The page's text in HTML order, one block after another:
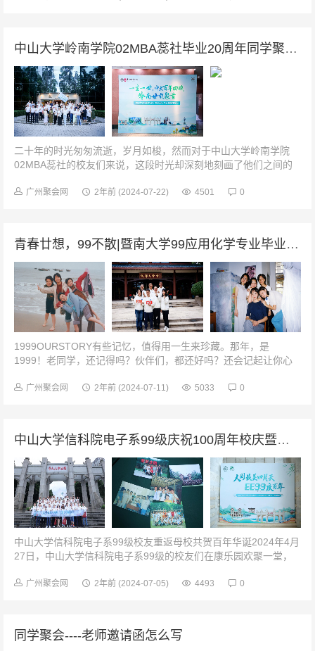
中山大学岭南学院02MBA蕊社毕业20周年同学聚会|一生一世，中大百年回眸，岭南廿载聚首
二十年的时光匆匆流逝，岁月如梭，然而对于中山大学岭南学院
02MBA蕊社的校友们来说，这段时光却深刻地刻画了他们之间的
南学院02MBA蕊...
广州聚会网 2年前 (2024-07-22) 4501 0
青春廿想，99不散|暨南大学99应用化学专业毕业20周年聚会
1999OURSTORY有些记忆，值得用一生来珍藏。那年，是
1999！老同学，还记得吗？伙伴们，都还好吗？还会记起让你心
广州聚会网 2年前 (2024-07-11) 5033 0
中山大学信科院电子系99级庆祝100周年校庆暨毕业20+1周年聚会
中山大学信科院电子系99级校友重返母校共贺百年华诞2024年4月
27日，中山大学信科院电子系99级的校友们在康乐园欢聚一堂，
的重逢，更是一次...
广州聚会网 2年前 (2024-07-05) 4493 0
同学聚会----老师邀请函怎么写